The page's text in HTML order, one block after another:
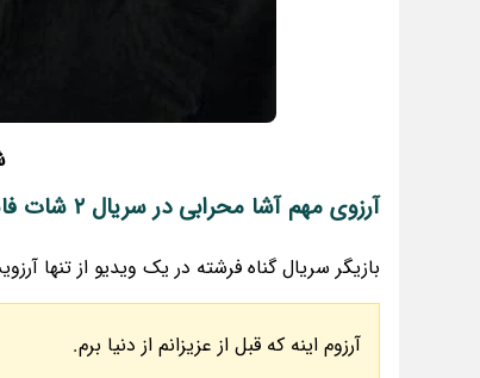
آرزوی مهم آشا محرابی در سریال 2 شات فاش شد
بازیگر سریال گناه فرشته در یک ویدیو از تنها
آرزوم اینه که قبل از عزیزانم از دنیا برم.